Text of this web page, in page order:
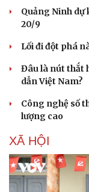
Quảng Ninh dự
20/9
Lối đi đột phá
Đâu là nút thắt
dẫn Việt Nam?
Công nghệ số
lượng cao
XÃ HỘI